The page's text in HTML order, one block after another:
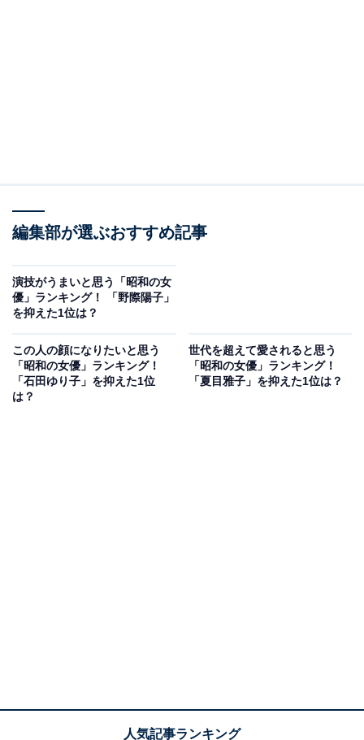
あって透き通るようなお声だと思う」（30代女性／埼玉
県）、「特番などのナレーションも数多くされていて、
都）などの声がありました。
編集部が選ぶおすすめ記事
演技がうまいと思う「昭和の女
優」ランキング！ 「野際陽子」
を抑えた1位は？
この人の顔になりたいと思う
「昭和の女優」ランキング！
「石田ゆり子」を抑えた1位
は？
世代を超えて愛されると思う
「昭和の女優」ランキング！
「夏目雅子」を抑えた1位は？